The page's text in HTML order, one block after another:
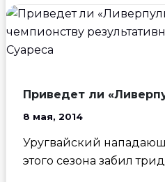
ЧМ-2014
Приведет ли
8 мая, 2014
Уругвайский
этого сезона забил